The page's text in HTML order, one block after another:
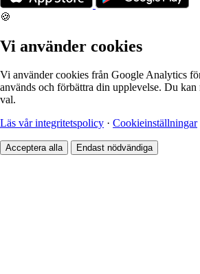
🍪
Vi använder cookies
Vi använder cookies från Google Analytics
används och förbättra din upplevelse. Du kan
val.
Läs vår integritetspolicy · Cookieinställningar
Acceptera alla Endast nödvändiga